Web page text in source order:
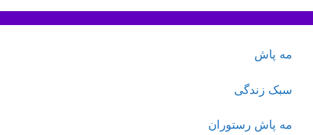
مه پاش
سبک زندگی
مه پاش رستوران